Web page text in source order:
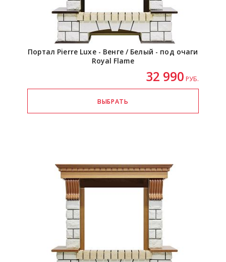
Портал Pierre Luxe - Венге / Белый - под очаги
Royal Flame
32 990 РУБ.